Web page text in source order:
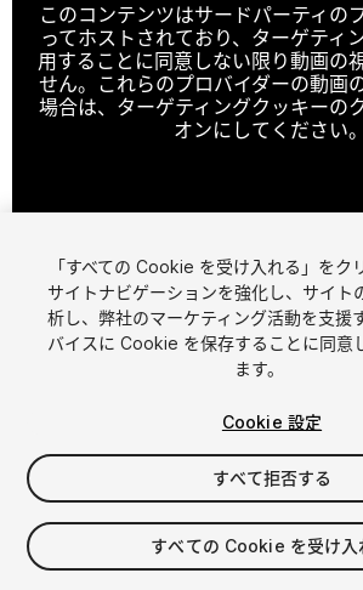
このコンテンツはサードパーティの
ってホストされており、ターゲティ
用することに同意しない限り動画の
せん。これらのプロバイダーの動画
場合は、ターゲティングクッキーの
オンにしてください。
1 /3
$25
消費税は決済時に計算されます
「すべての Cookie を受け入れる」をク
サイトナビゲーションを強化し、サイト
析し、弊社のマーケティング活動を支援
バイスに Cookie を保存することに同意
ます。
Cookie 設定
すべて拒否する
すべての Cookie を受け入